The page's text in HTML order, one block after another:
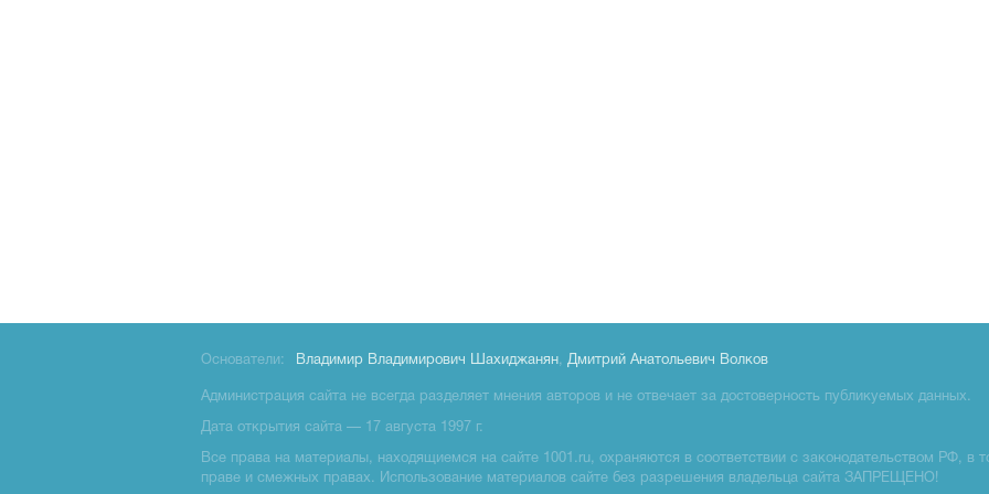
Основатели: Владимир Владимирович Шахиджанян, Дмитрий Анатольевич Волков
Администрация сайта не всегда разделяет мнения авторов и не отвечает за достоверность публикуемых данных.
Дата открытия сайта — 17 августа 1997 г.
Все права на материалы, находящиемся на сайте 1001.ru, охраняются в соответствии с законодательством РФ, в
праве и смежных правах. Использование материалов сайте без разрешения владельца сайта ЗАПРЕЩЕНО!